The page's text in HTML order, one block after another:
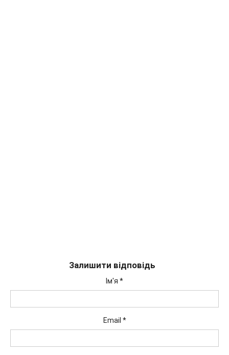
Залишити відповідь
Ім'я *
Email *